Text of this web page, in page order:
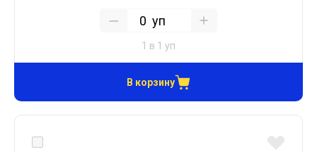
уп
1 в 1 уп
В корзину